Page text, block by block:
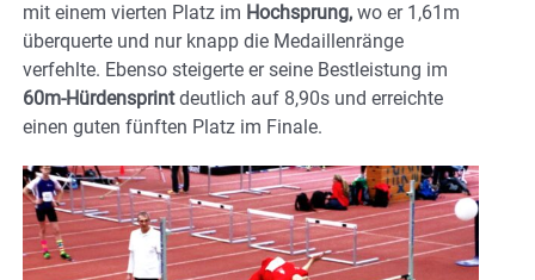
mit einem vierten Platz im Hochsprung, wo er 1,61m
überquerte und nur knapp die Medaillenränge
verfehlte. Ebenso steigerte er seine Bestleistung im
60m-Hürdensprintdeutlich auf 8,90s und erreichte
einen guten fünften Platz im Finale.